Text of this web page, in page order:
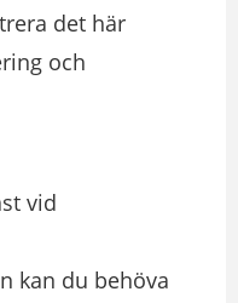
det här
och
vid
kan du behöva